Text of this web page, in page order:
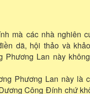
mà các nhà nghiên
dã, hội thảo và
Phương Lan này
Phương Lan này là
Công Đính chứ